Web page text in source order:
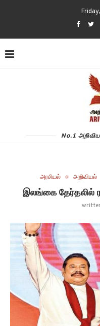
No.1
அரசியல் அறிவியல்
இலங்கை தேர்தலில்